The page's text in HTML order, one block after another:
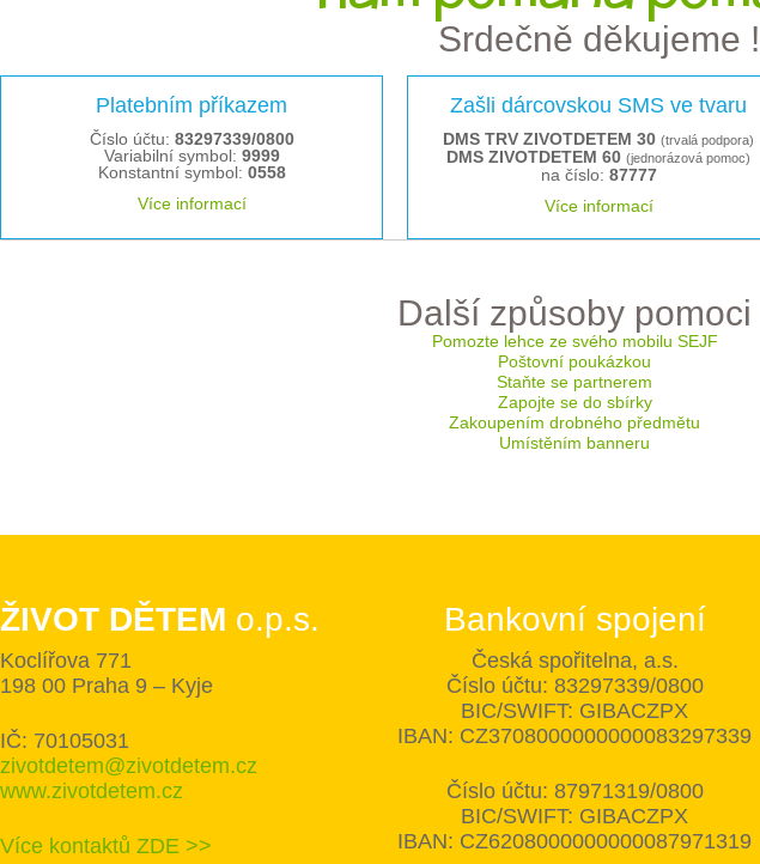
Srdečně děkujeme !
Platebním příkazem
Číslo účtu: 83297339/0800
Variabilní symbol: 9999
Konstantní symbol: 0558
Více informací
Zašli dárcovskou SMS ve tvaru
DMS TRV ZIVOTDETEM 30 (trvalá podpora)
DMS ZIVOTDETEM 60 (jednorázová pomoc)
na číslo: 87777
Více informací
Další způsoby pomoci
Pomozte lehce ze svého mobilu SEJF
Poštovní poukázkou
Staňte se partnerem
Zapojte se do sbírky
Zakoupením drobného předmětu
Umístěním banneru
ŽIVOT DĚTEM o.p.s.
Koclířova 771
198 00 Praha 9 – Kyje
IČ: 70105031
zivotdetem@zivotdetem.cz
www.zivotdetem.cz
Více kontaktů ZDE >>
Bankovní spojení
Česká spořitelna, a.s.
Číslo účtu: 83297339/0800
BIC/SWIFT: GIBACZPX
IBAN: CZ3708000000000083297339
Číslo účtu: 87971319/0800
BIC/SWIFT: GIBACZPX
IBAN: CZ6208000000000087971319